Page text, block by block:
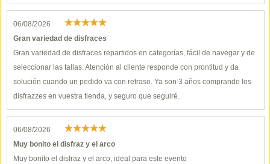
06/08/2026
Gran variedad de disfraces
Gran variedad de disfraces repartidos en categorías, fácil de navegar y de
seleccionar las tallas. Atención al cliente responde con prontitud y da
solución cuando un pedido va con retraso. Ya son 3 años comprando los
disfrazzes en vuestra tienda, y seguro que seguiré.
06/08/2026
Muy bonito el disfraz y el arco
Muy bonito el disfraz y el arco, ideal para este evento